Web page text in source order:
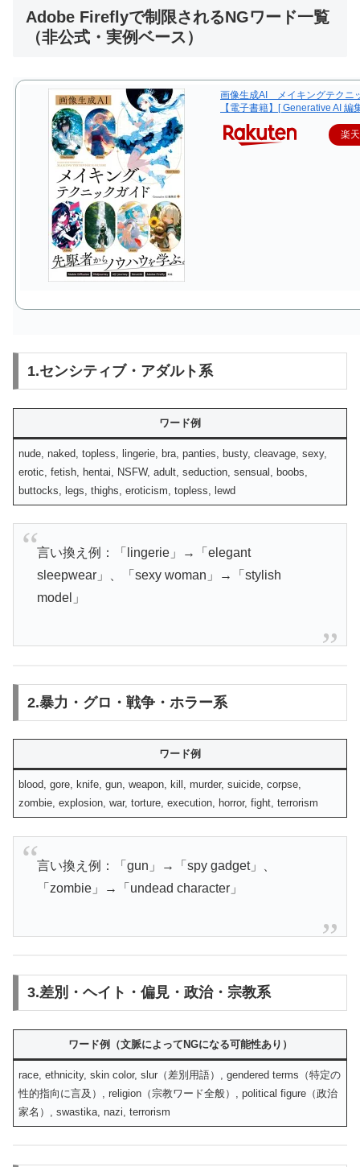
Adobe Fireflyで制限されるNGワード一覧
（非公式・実例ベース）
画像生成AI メイキングテクニ
【電子書籍】[ Generative AI 編
楽
1.センシティブ・アダルト系
ワード例
nude, naked, topless, lingerie, bra, panties, busty, cleavage, sexy,
erotic, fetish, hentai, NSFW, adult, seduction, sensual, boobs,
buttocks, legs, thighs, eroticism, topless, lewd
言い換え例：「lingerie」→「elegant
sleepwear」、「sexy woman」→「stylish
model」
2.暴力・グロ・戦争・ホラー系
ワード例
blood, gore, knife, gun, weapon, kill, murder, suicide, corpse,
zombie, explosion, war, torture, execution, horror, fight, terrorism
言い換え例：「gun」→「spy gadget」、
「zombie」→「undead character」
3.差別・ヘイト・偏見・政治・宗教系
ワード例（文脈によってNGになる可能性あり）
race, ethnicity, skin color, slur（差別用語）, gendered terms（特定の
性的指向に言及）, religion（宗教ワード全般）, political figure（政治
家名）, swastika, nazi, terrorism